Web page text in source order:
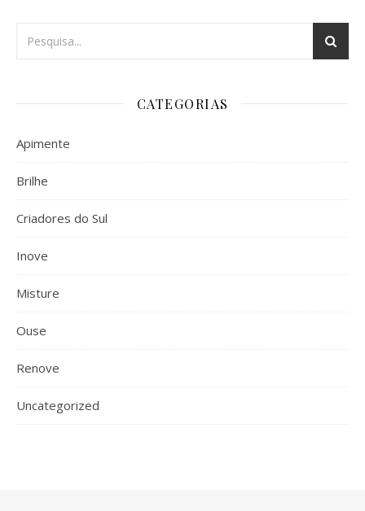
CATEGORIAS
Apimente
Brilhe
Criadores do Sul
Inove
Misture
Ouse
Renove
Uncategorized